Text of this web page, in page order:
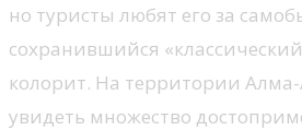
но туристы любят его за
сохранившийся
колорит. На территории
увидеть множество